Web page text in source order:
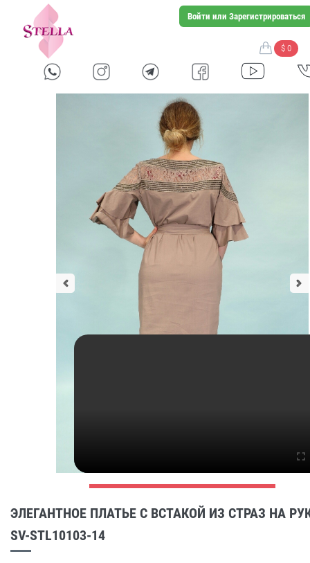
Войти или Зарегистрироваться
$ 0
ЭЛЕГАНТНОЕ ПЛАТЬЕ С ВСТАКОЙ ИЗ СТРАЗ НА
SV-STL10103-14